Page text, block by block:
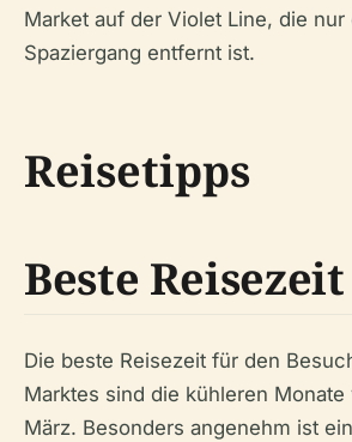
Market auf der Violet Line, die nur
Spaziergang entfernt ist.
Reisetipps
Beste Reisezeit
Die beste Reisezeit für den
Marktes sind die kühleren Monate
März. Besonders angenehm ist